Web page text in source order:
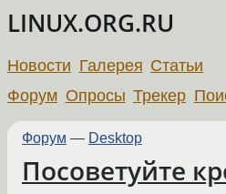
LINUX.ORG.RU
Новости Галерея Статьи
Форум Опросы Трекер
Форум — Desktop
Посоветуйте